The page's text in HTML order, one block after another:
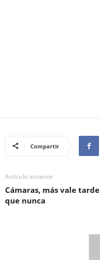
Compartir
Artículo anterior
Cámaras, más vale tarde
que nunca